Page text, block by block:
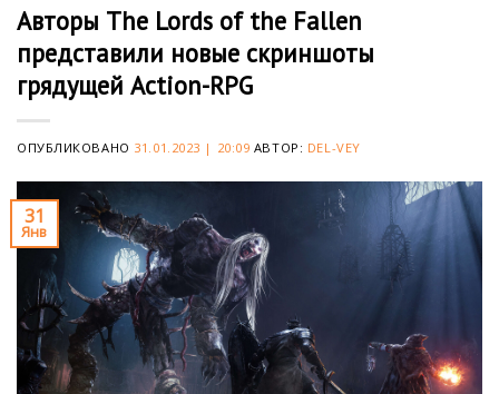
Авторы The Lords of the Fallen
представили новые скриншоты
грядущей Action-RPG
ОПУБЛИКОВАНО 31.01.2023 | 20:09 АВТОР: DEL-VEY
31
Янв